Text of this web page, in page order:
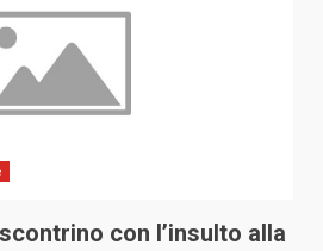
con l’insulto alla